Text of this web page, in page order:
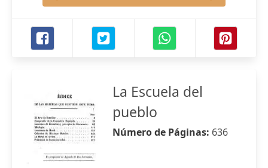
La Escuela del
pueblo
Número de Páginas: 636